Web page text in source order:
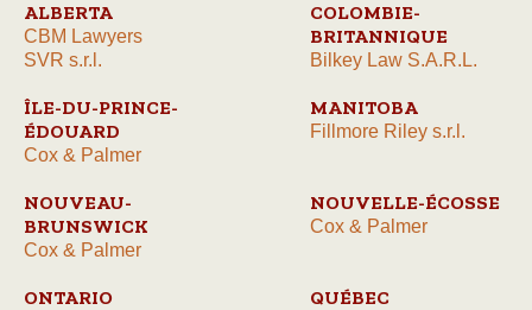
ALBERTA
CBM Lawyers
SVR s.r.l.
COLOMBIE-
BRITANNIQUE
Bilkey Law S.A.R.L.
ÎLE-DU-PRINCE-
ÉDOUARD
Cox & Palmer
MANITOBA
Fillmore Riley s.r.l.
NOUVEAU-
BRUNSWICK
Cox & Palmer
NOUVELLE-ÉCOSSE
Cox & Palmer
ONTARIO QUÉBEC